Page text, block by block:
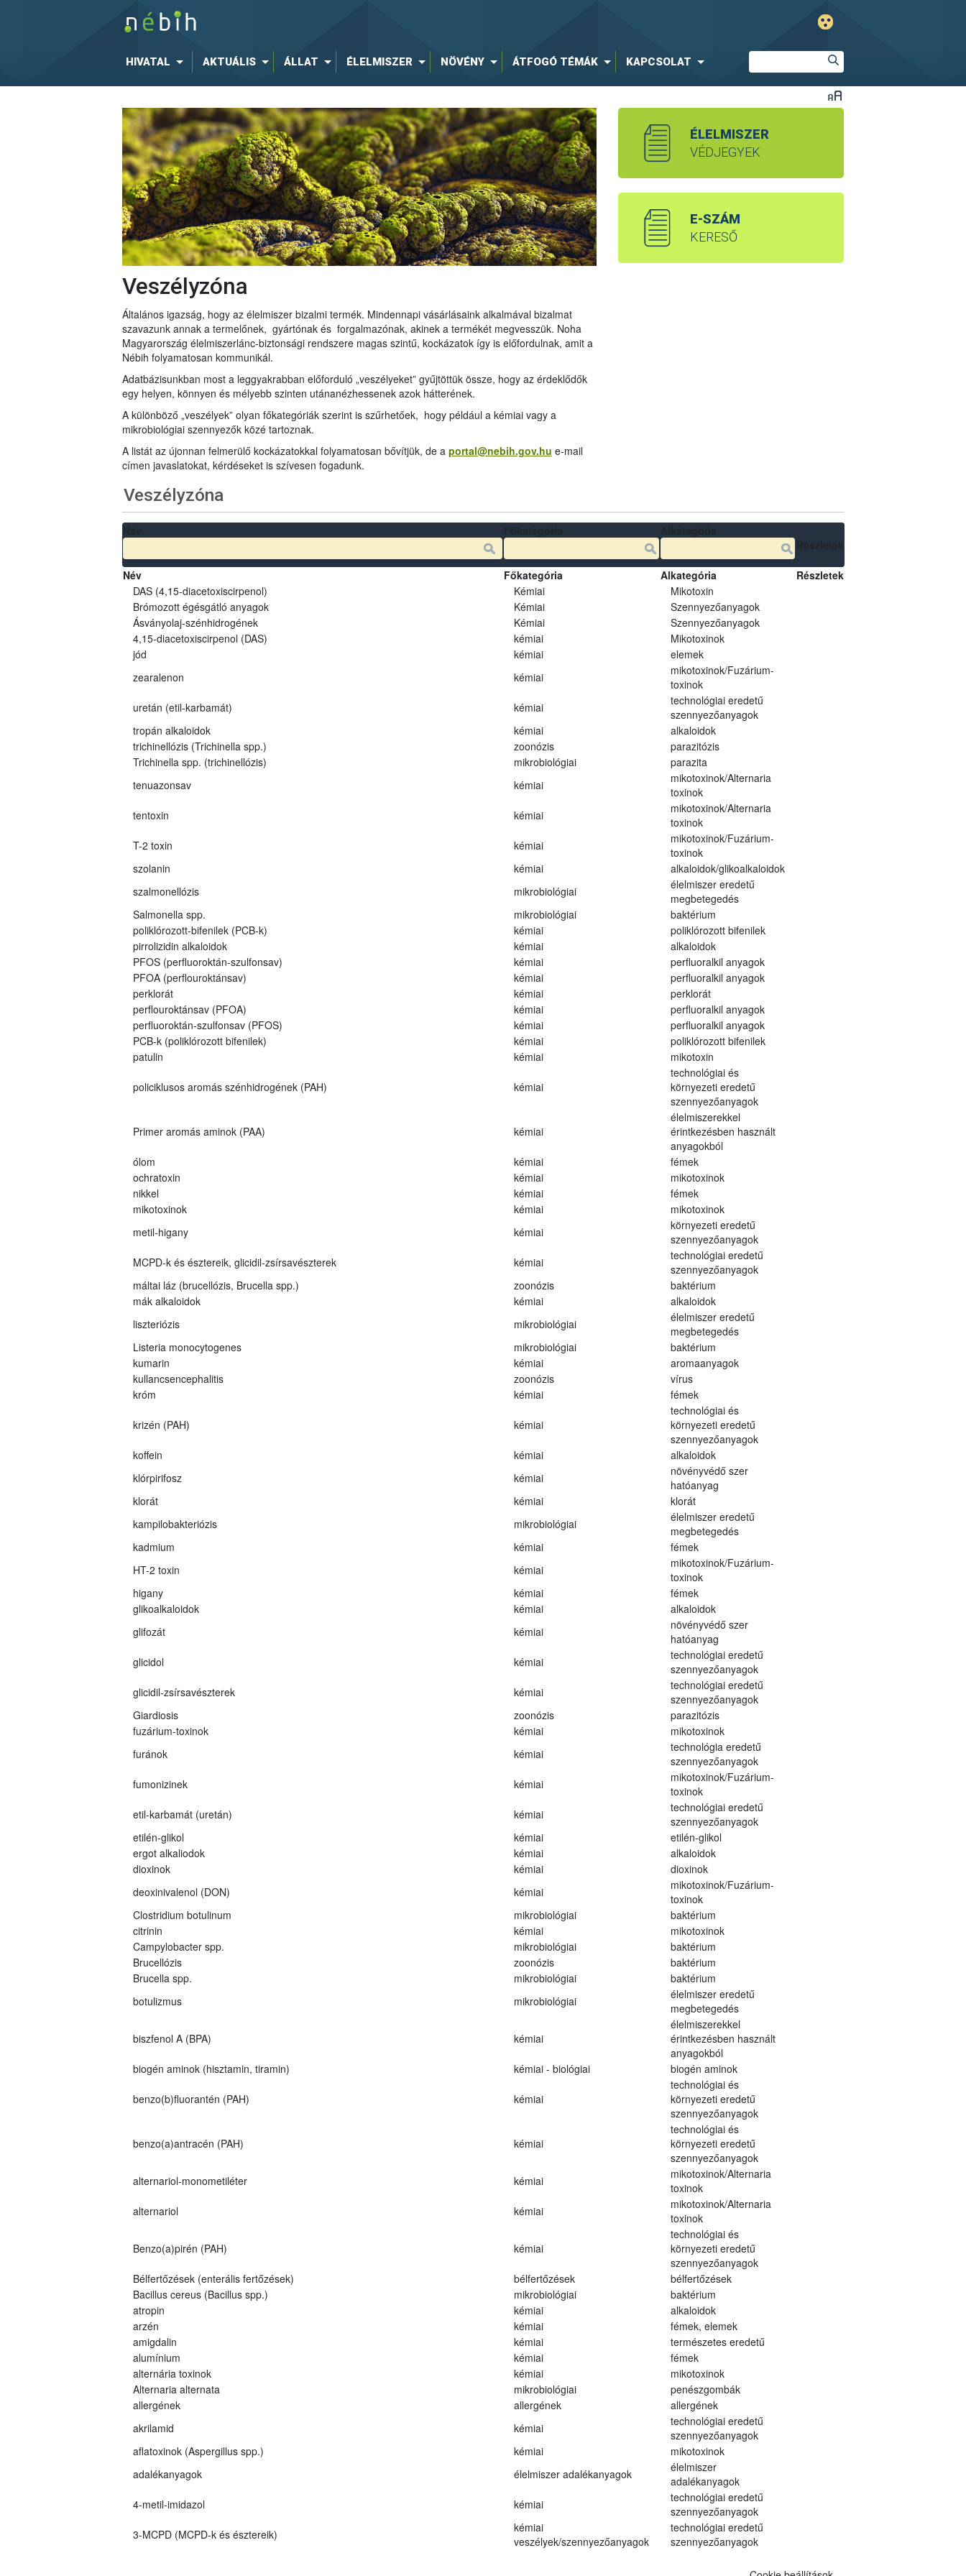
HIVATAL AKTUÁLIS ÁLLAT ÉLELMISZER NÖVÉNY ÁTFOGÓ TÉMÁK KAPCSOLAT
Veszélyzóna
Általános igazság, hogy az élelmiszer bizalmi termék. Mindennapi vásárlásaink alkalmával bizalmat
szavazunk annak a termelőnek, gyártónak és forgalmazónak, akinek a termékét megvesszük. Noha
Magyarország élelmiszerlánc-biztonsági rendszere magas szintű, kockázatok így is előfordulnak, amit a
Nébih folyamatosan kommunikál.
Adatbázisunkban most a leggyakrabban előforduló „veszélyeket” gyűjtöttük össze, hogy az érdeklődők
egy helyen, könnyen és mélyebb szinten utánanézhessenek azok hátterének.
A különböző „veszélyek” olyan főkategóriák szerint is szűrhetőek, hogy például a kémiai vagy a
mikrobiológiai szennyezők közé tartoznak.
A listát az újonnan felmerülő kockázatokkal folyamatosan bővítjük, de a portal@nebih.gov.hu e-mail
címen javaslatokat, kérdéseket is szívesen fogadunk.
ÉLELMISZER
VÉDJEGYEK
E-SZÁM
KERESŐ
Veszélyzóna
Név Főkategória Alkategória
Részletek
DAS (4,15-diacetoxiscirpenol)
Kémiai
Mikotoxin
Brómozott égésgátló anyagok
Kémiai
Szennyezőanyagok
Ásványolaj-szénhidrogének
Kémiai
Szennyezőanyagok
4,15-diacetoxiscirpenol (DAS)
kémiai
Mikotoxinok
jód
kémiai
elemek
zearalenon
kémiai
mikotoxinok/Fuzárium-
toxinok
uretán (etil-karbamát)
kémiai
technológiai eredetű
szennyezőanyagok
tropán alkaloidok
kémiai
alkaloidok
trichinellózis (Trichinella spp.)
zoonózis
parazitózis
Trichinella spp. (trichinellózis)
mikrobiológiai
parazita
tenuazonsav
kémiai
mikotoxinok/Alternaria
toxinok
tentoxin
kémiai
mikotoxinok/Alternaria
toxinok
T-2 toxin
kémiai
mikotoxinok/Fuzárium-
toxinok
szolanin
kémiai
alkaloidok/glikoalkaloidok
szalmonellózis
mikrobiológiai
élelmiszer eredetű
megbetegedés
Salmonella spp.
mikrobiológiai
baktérium
poliklórozott-bifenilek (PCB-k)
kémiai
poliklórozott bifenilek
pirrolizidin alkaloidok
kémiai
alkaloidok
PFOS (perfluoroktán-szulfonsav)
kémiai
perfluoralkil anyagok
PFOA (perflouroktánsav)
kémiai
perfluoralkil anyagok
perklorát
kémiai
perklorát
perflouroktánsav (PFOA)
kémiai
perfluoralkil anyagok
perfluoroktán-szulfonsav (PFOS)
kémiai
perfluoralkil anyagok
PCB-k (poliklórozott bifenilek)
kémiai
poliklórozott bifenilek
patulin
kémiai mikotoxin
policiklusos aromás szénhidrogének (PAH) kémiai
technológiai és
környezeti eredetű
szennyezőanyagok
Primer aromás aminok (PAA) kémiai
élelmiszerekkel
érintkezésben használt
anyagokból
ólom
kémiai
fémek
ochratoxin
kémiai
mikotoxinok
nikkel
kémiai
fémek
mikotoxinok
kémiai
mikotoxinok
metil-higany
kémiai
környezeti eredetű
szennyezőanyagok
MCPD-k és észtereik, glicidil-zsírsavészterek
kémiai
technológiai eredetű
szennyezőanyagok
máltai láz (brucellózis, Brucella spp.)
zoonózis
baktérium
mák alkaloidok
kémiai
alkaloidok
liszteriózis
mikrobiológiai
élelmiszer eredetű
megbetegedés
Listeria monocytogenes
mikrobiológiai
baktérium
kumarin
kémiai
aromaanyagok
kullancsencephalitis
zoonózis
vírus
króm
kémiai fémek
krizén (PAH) kémiai
technológiai és
környezeti eredetű
szennyezőanyagok
koffein
kémiai
alkaloidok
klórpirifosz
kémiai
növényvédő szer
hatóanyag
klorát
kémiai
klorát
kampilobakteriózis
mikrobiológiai
élelmiszer eredetű
megbetegedés
kadmium
kémiai
fémek
HT-2 toxin
kémiai
mikotoxinok/Fuzárium-
toxinok
higany
kémiai
fémek
glikoalkaloidok
kémiai
alkaloidok
glifozát
kémiai
növényvédő szer
hatóanyag
glicidol
kémiai
technológiai eredetű
szennyezőanyagok
glicidil-zsírsavészterek
kémiai
technológiai eredetű
szennyezőanyagok
Giardiosis
zoonózis
parazitózis
fuzárium-toxinok
kémiai
mikotoxinok
furánok
kémiai
technológia eredetű
szennyezőanyagok
fumonizinek
kémiai
mikotoxinok/Fuzárium-
toxinok
etil-karbamát (uretán)
kémiai
technológiai eredetű
szennyezőanyagok
etilén-glikol
kémiai
etilén-glikol
ergot alkaliodok
kémiai
alkaloidok
dioxinok
kémiai
dioxinok
deoxinivalenol (DON)
kémiai
mikotoxinok/Fuzárium-
toxinok
Clostridium botulinum
mikrobiológiai
baktérium
citrinin
kémiai
mikotoxinok
Campylobacter spp.
mikrobiológiai
baktérium
Brucellózis
zoonózis
baktérium
Brucella spp.
mikrobiológiai
baktérium
botulizmus
mikrobiológiai
élelmiszer eredetű
megbetegedés
biszfenol A (BPA) kémiai
élelmiszerekkel
érintkezésben használt
anyagokból
biogén aminok (hisztamin, tiramin)
kémiai - biológiai biogén aminok
benzo(b)fluorantén (PAH) kémiai
technológiai és
környezeti eredetű
szennyezőanyagok
benzo(a)antracén (PAH) kémiai
technológiai és
környezeti eredetű
szennyezőanyagok
alternariol-monometiléter
kémiai
mikotoxinok/Alternaria
toxinok
alternariol
kémiai
mikotoxinok/Alternaria
toxinok
Benzo(a)pirén (PAH) kémiai
technológiai és
környezeti eredetű
szennyezőanyagok
Bélfertőzések (enterális fertőzések)
bélfertőzések
bélfertőzések
Bacillus cereus (Bacillus spp.)
mikrobiológiai
baktérium
atropin
kémiai
alkaloidok
arzén
kémiai
fémek, elemek
amigdalin
kémiai
természetes eredetű
alumínium
kémiai
fémek
alternária toxinok
kémiai
mikotoxinok
Alternaria alternata
mikrobiológiai
penészgombák
allergének
allergének
allergének
akrilamid
kémiai
technológiai eredetű
szennyezőanyagok
aflatoxinok (Aspergillus spp.)
kémiai
mikotoxinok
adalékanyagok
élelmiszer adalékanyagok
élelmiszer
adalékanyagok
4-metil-imidazol
kémiai
technológiai eredetű
szennyezőanyagok
3-MCPD (MCPD-k és észtereik)
kémiai
veszélyek/szennyezőanyagok
technológiai eredetű
szennyezőanyagok